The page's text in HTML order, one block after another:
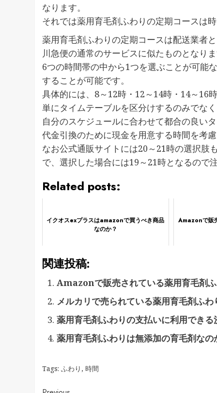
なります。
それでは薬用育毛剤ふわりの定期コースは
薬用育毛剤ふわりの定期コースは配送業者
川急便の通常のサービスに似たものとなり
6つの時間帯の中から1つを選ぶことが可能
することが可能です。
具体的には、8～12時・12～14時・14～16
単にタイムテーブルを区分けするのみでな
自分のスケジュールに合わせて都合の良い
代金引換のために現金を用意する時間を考
なお公式通販サイトには20～21時の選択肢
で、選択した場合には19～21時となるので
Related posts:
イクオスexプラスはamazonで買うべき商品
なのか？
Amazonで販
関連投稿:
Amazonで販売されている薬用育毛剤
メルカリで売られている薬用育毛剤ふ
薬用育毛剤ふわりの支払いに利用できる
薬用育毛剤ふわりは無添加の育毛剤なの
Tags: ふわり , 時間